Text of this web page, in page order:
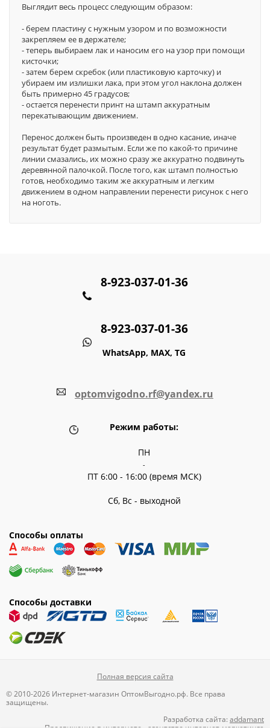
Выглядит весь процесс следующим образом:
- берем пластину с нужным узором и по возможности
закрепляем ее в держателе;
- теперь выбираем лак и наносим его на узор при помощи
кисточки;
- затем берем скребок (или пластиковую карточку) и
убираем им излишки лака, при этом угол наклона должен
быть примерно 45 градусов;
- остается перенести принт на штамп аккуратным
перекатывающим движением.
Перенос должен быть произведен в одно касание, иначе
результат будет размытым. Если же по какой-то причине
линии смазались, их можно сразу же аккуратно подвинуть
деревянной палочкой. После того, как штамп полностью
готов, необходимо таким же аккуратным и легким
движением в одном направлении перенести рисунок с него
на ноготь.
8-923-037-01-36
8-923-037-01-36
WhatsApp, MAX, TG
optomvigodno.rf@yandex.ru
Режим работы:
ПН
-
ПТ 6:00 - 16:00 (время МСК)
Сб, Вс - выходной
Способы оплаты
Способы доставки
Полная версия сайта
© 2010-2026 Интернет-магазин ОптомВыгодно.рф. Все права
защищены.
Разработка сайта: addamant